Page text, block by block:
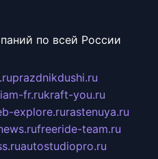
по всей России
prazdnikdushi.ru
fr.rukraft-you.ru
explore.rurastenuya.ru
freeride-team.ru
autostudiopro.ru